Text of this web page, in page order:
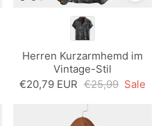
Herren Kurzarmhemd im
Vintage-Stil
€20,79 EUR €25,99 Sale